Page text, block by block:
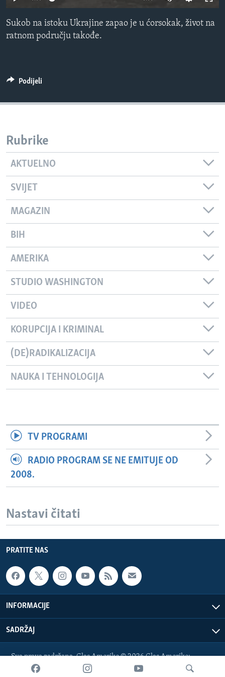
MAGAZIN
O GLASU AMERIKE
PRATITE NAS
Sukob na istoku Ukrajine zapao je u ćorsokak, život na
ratnom području takođe.
Podijeli
Rubrike
AKTUELNO
SVIJET
MAGAZIN
BIH
AMERIKA
STUDIO WASHINGTON
VIDEO
KORUPCIJA I KRIMINAL
(DE)RADIKALIZACIJA
NAUKA I TEHNOLOGIJA
TV PROGRAMI
RADIO PROGRAM SE NE EMITUJE OD
2008.
Nastavi čitati
PRATITE NAS
INFORMACIJE
SADRŽAJ
Sva prava zadržana. Glas Amerike © 2026 Glas Amerike:
bosnian-service@voanews.com